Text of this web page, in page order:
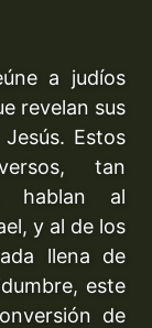
a judíos
revelan sus
Estos
tan
hablan al
y al de los
llena de
este
de